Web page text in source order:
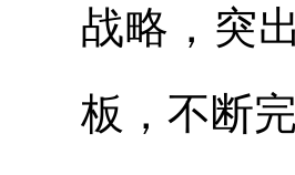
战略，突
板，不断